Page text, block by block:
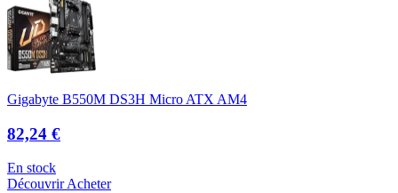
Gigabyte B550M DS3H Micro ATX AM4
82,24 €
En stock
DécouvrirAcheter